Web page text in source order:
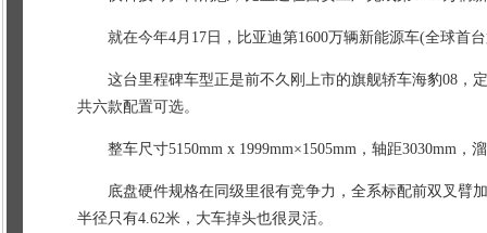
就在今年4月17日，比亚迪第1600万辆新能源车(全球首台
这台里程碑车型正是前不久刚上市的旗舰轿车海豹08，定
共六款配置可选。
整车尺寸5150mm x 1999mm×1505mm，轴距3030mm，
底盘硬件规格在同级里很有竞争力，全系标配前双叉臂
半径只有4.62米，大车掉头也很灵活。